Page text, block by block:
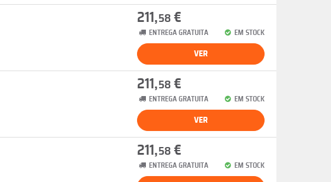
211,58 €
ENTREGA GRATUITA EM STOCK
VER
211,58 €
ENTREGA GRATUITA EM STOCK
VER
211,58 €
ENTREGA GRATUITA EM STOCK